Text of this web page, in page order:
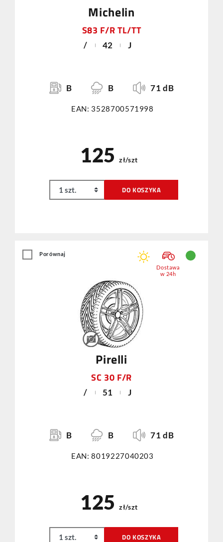
Michelin
S83 F/R TL/TT
/ 42 J
B B 71 dB
EAN: 3528700571998
125 zł/szt
DO KOSZYKA
Pirelli
SC 30 F/R
/ 51 J
B B 71 dB
EAN: 8019227040203
Porównaj
Dostawa
w 24h
125 zł/szt
DO KOSZYKA